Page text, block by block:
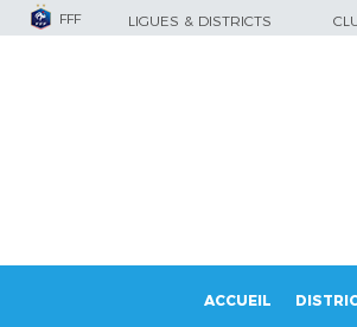
FFF LIGUES & DISTRICTS
ACCUEIL